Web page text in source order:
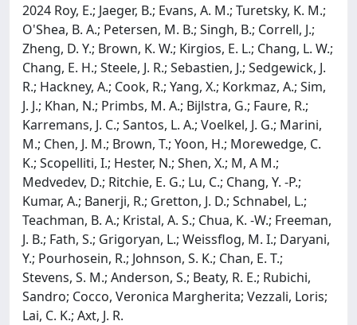
2024 Roy, E.; Jaeger, B.; Evans, A. M.; Turetsky, K. M.;
O'Shea, B. A.; Petersen, M. B.; Singh, B.; Correll, J.;
Zheng, D. Y.; Brown, K. W.; Kirgios, E. L.; Chang, L. W.;
Chang, E. H.; Steele, J. R.; Sebastien, J.; Sedgewick, J.
R.; Hackney, A.; Cook, R.; Yang, X.; Korkmaz, A.; Sim,
J. J.; Khan, N.; Primbs, M. A.; Bijlstra, G.; Faure, R.;
Karremans, J. C.; Santos, L. A.; Voelkel, J. G.; Marini,
M.; Chen, J. M.; Brown, T.; Yoon, H.; Morewedge, C.
K.; Scopelliti, I.; Hester, N.; Shen, X.; M, A M.;
Medvedev, D.; Ritchie, E. G.; Lu, C.; Chang, Y. -P.;
Kumar, A.; Banerji, R.; Gretton, J. D.; Schnabel, L.;
Teachman, B. A.; Kristal, A. S.; Chua, K. -W.; Freeman,
J. B.; Fath, S.; Grigoryan, L.; Weissflog, M. I.; Daryani,
Y.; Pourhosein, R.; Johnson, S. K.; Chan, E. T.;
Stevens, S. M.; Anderson, S.; Beaty, R. E.; Rubichi,
Sandro; Cocco, Veronica Margherita; Vezzali, Loris;
Lai, C. K.; Axt, J. R.